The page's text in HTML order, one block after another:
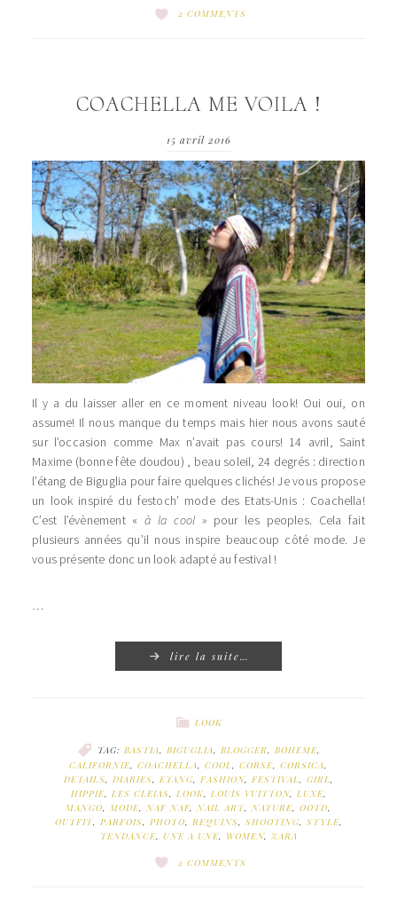
2 COMMENTS
COACHELLA ME VOILA !
15 avril 2016
Il y a du laisser aller en ce moment niveau look! Oui oui, on
assume! Il nous manque du temps mais hier nous avons sauté
sur l’occasion comme Max n’avait pas cours! 14 avril, Saint
Maxime (bonne fête doudou) , beau soleil, 24 degrés : direction
l’étang de Biguglia pour faire quelques clichés! Je vous propose
un look inspiré du festoch’ mode des Etats-Unis : Coachella!
C’est l’évènement «à la cool » pour les peoples. Cela fait
plusieurs années qu’il nous inspire beaucoup côté mode. Je
vous présente donc un look adapté au festival !
…
lire la suite…
LOOK
TAG: BASTIA BIGUGLIA BLOGGER BOHEME,
CALIFORNIE COACHELLA COOL CORSE CORSICA
DETAILS
DIARIES ETANG, FASHION, FESTIVAL GIRL
HIPPIE, LES CLEIAS LOOK LOUIS VUITTON, LUXE,
MANGO
MODE NAF NAF, NAIL ART NATURE OOTD
OUTFIT, PARFOIS PHOTO REQUINS SHOOTING, STYLE,
TENDANCE, UNE A UNE, WOMEN, ZARA
2 COMMENTS